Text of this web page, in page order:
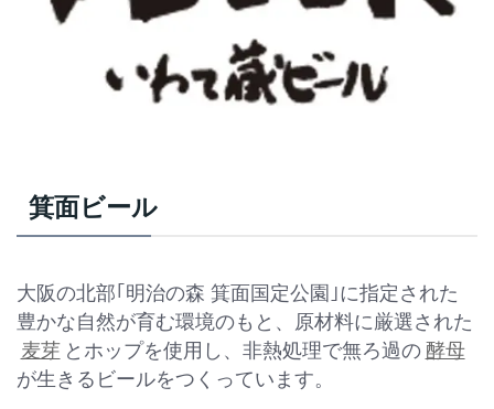
箕面ビール
大阪の北部｢明治の森 箕面国定公園｣に指定された
豊かな自然が育む環境のもと、原材料に厳選された
麦芽 とホップを使用し、非熱処理で無ろ過の酵母
が生きるビールをつくっています。